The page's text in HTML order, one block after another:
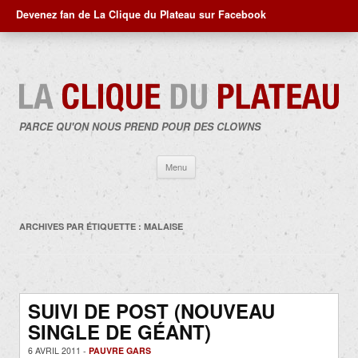
Devenez fan de La Clique du Plateau sur Facebook
PARCE QU'ON NOUS PREND POUR DES CLOWNS
Menu
contenu
ARCHIVES PAR ÉTIQUETTE : MALAISE
SUIVI DE POST (NOUVEAU
SINGLE DE GÉANT)
6 AVRIL 2011 - PAUVRE GARS